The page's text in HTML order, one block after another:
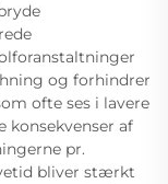
og forhindrer
ofte ses i lavere
konsekvenser af
pr.
bliver stærkt